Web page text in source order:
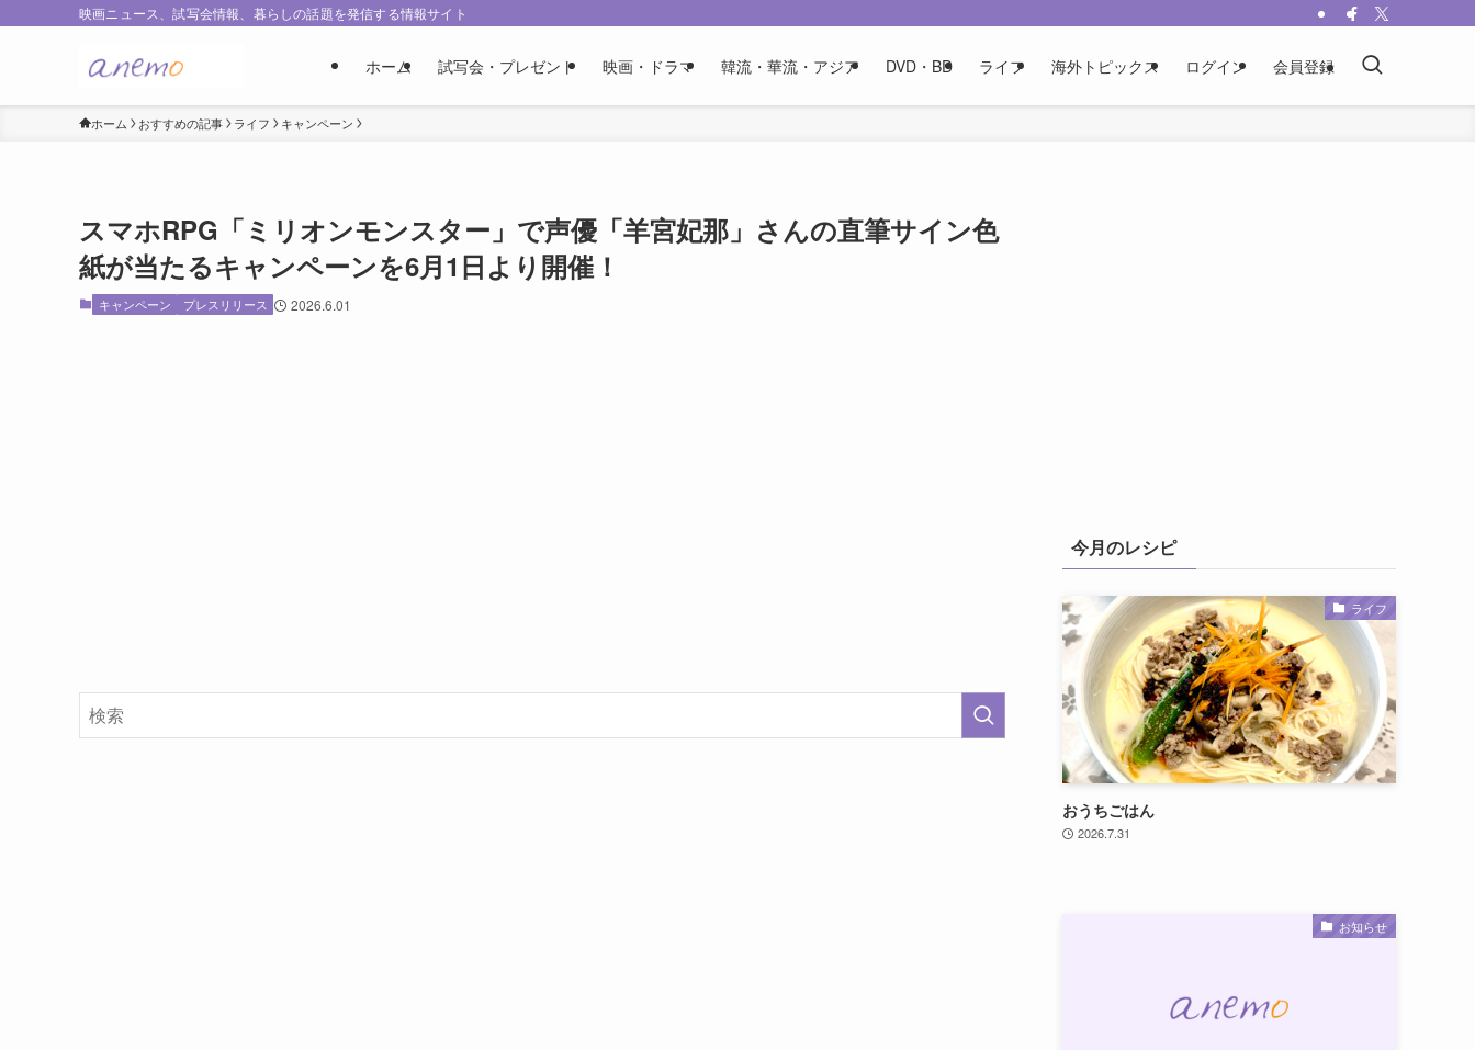
映画ニュース、試写会情報、暮らしの話題を発信する情報サイト
ホーム 試写会・プレゼント 映画・ドラマ 韓流・華流・アジア DVD・BD ライフ 海外トピックス ログイン 会員登録
ホーム おすすめの記事 ライフ キャンペーン
スマホRPG「ミリオンモンスター」で声優「羊宮妃那」さんの直筆サイン色
紙が当たるキャンペーンを6月1日より開催！
キャンペーン プレスリリース 2026.6.01
今月のレシピ
ライフ
おうちごはん
2026.7.31
お知らせ